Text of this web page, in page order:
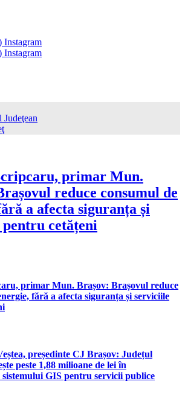
Instagram
Instagram
primar Mun.
reduce consumul de
a afecta siguranța și
cetățeni
primar Mun. Brașov: Brașovul reduce
fără a afecta siguranța și serviciile
președinte CJ Brașov: Județul
peste 1,88 milioane de lei în
GIS pentru servicii publice